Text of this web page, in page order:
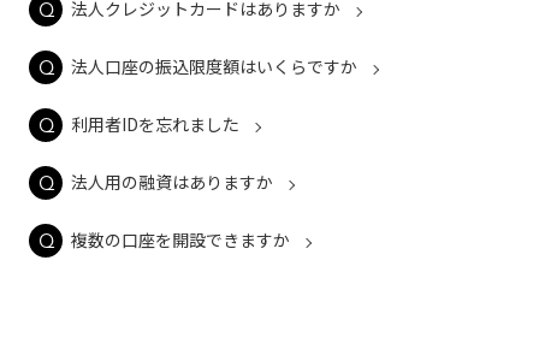
法人クレジットカードはありますか
法人口座の振込限度額はいくらですか
利用者IDを忘れました
法人用の融資はありますか
複数の口座を開設できますか